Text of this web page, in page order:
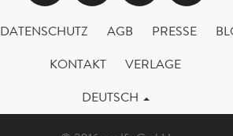
DATENSCHUTZ AGB PRESSE
KONTAKT
VERLAGE
DEUTSCH